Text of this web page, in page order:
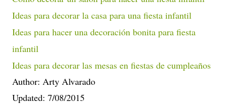
Ideas para decorar la casa para una fiesta infantil
Ideas para hacer una decoración bonita para fiesta
infantil
Ideas para decorar las mesas en fiestas de cumpleaños
Author: Arty Alvarado
Updated: 7/08/2015